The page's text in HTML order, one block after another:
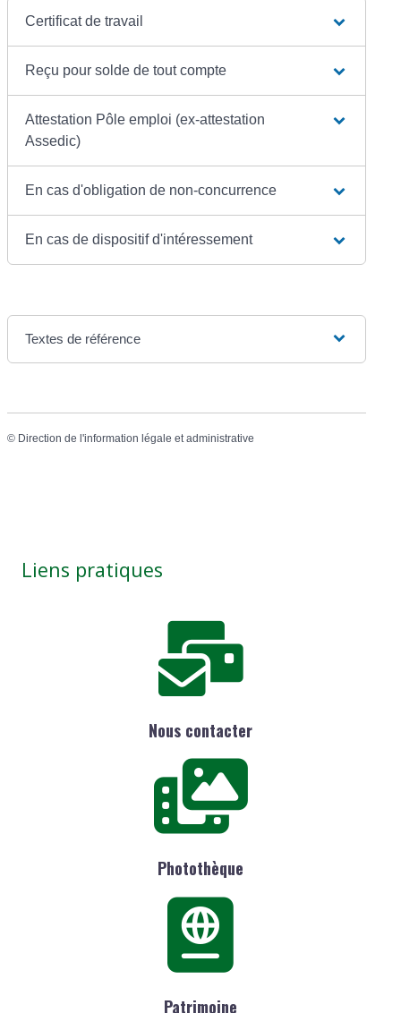
Certificat de travail
Reçu pour solde de tout compte
Attestation Pôle emploi (ex-attestation
Assedic)
En cas d'obligation de non-concurrence
En cas de dispositif d'intéressement
Textes de référence
© Direction de l'information légale et administrative
Liens pratiques
Nous contacter
Photothèque
Patrimoine